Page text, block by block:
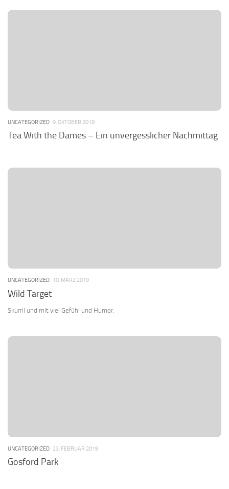
UNCATEGORIZED 9. OKTOBER 2019
Tea With the Dames – Ein unvergesslicher Nachmittag
UNCATEGORIZED 10. MÄRZ 2019
Wild Target
Skurril und mit viel Gefühl und Humor.
UNCATEGORIZED 23. FEBRUAR 2019
Gosford Park